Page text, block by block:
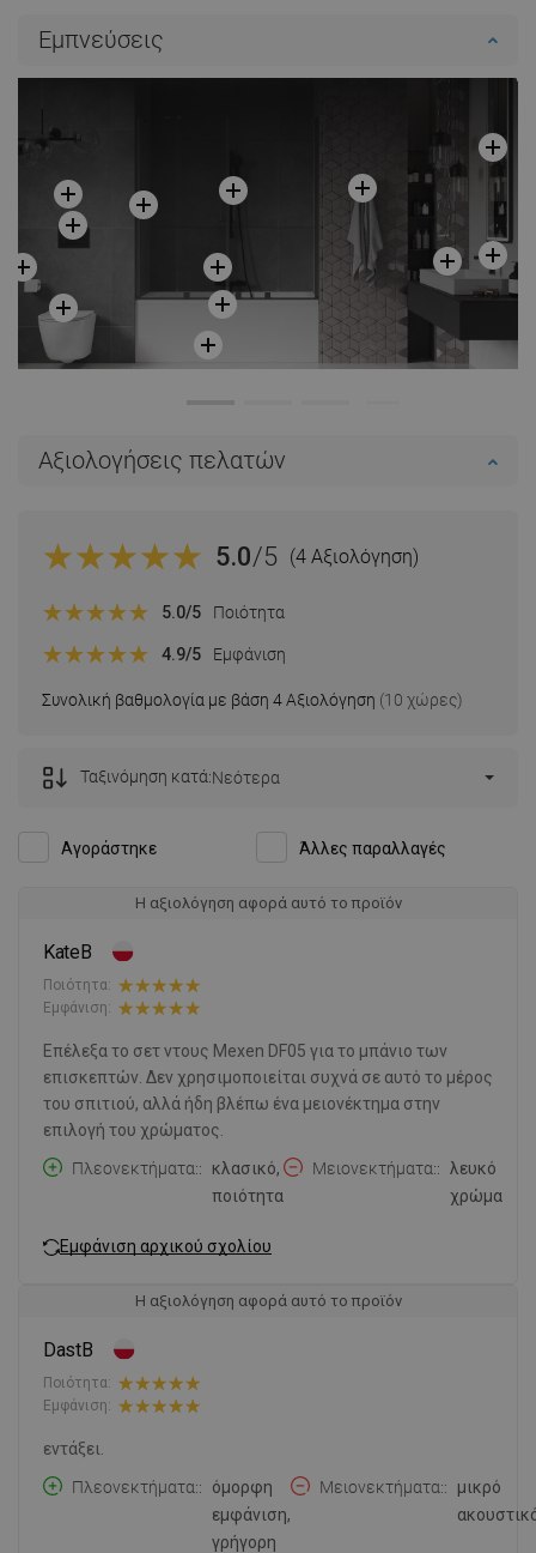
Εμπνεύσεις
Αξιολογήσεις πελατών
5.0/5 (4 Αξιολόγηση)
Συνολική βαθμολογία με βάση 4 Αξιολόγηση (10 χώρες)
5.0/5 Ποιότητα
4.9/5 Εμφάνιση
Αγοράστηκε Άλλες παραλλαγές
Ταξινόμηση κατά:Νεότερα
Η αξιολόγηση αφορά αυτό το προϊόν
KateB
Ποιότητα:
Εμφάνιση:
Επέλεξα το σετ ντους Mexen DF05 για το μπάνιο των
επισκεπτών. Δεν χρησιμοποιείται συχνά σε αυτό το μέρος
του σπιτιού, αλλά ήδη βλέπω ένα μειονέκτημα στην
επιλογή του χρώματος.
Πλεονεκτήματα:
κλασικό,
ποιότητα
Μειονεκτήματα:
λευκό
χρώμα
Εμφάνιση αρχικού σχολίου
Η αξιολόγηση αφορά αυτό το προϊόν
DastB
Ποιότητα:
Εμφάνιση:
εντάξει.
Πλεονεκτήματα:
όμορφη
εμφάνιση,
γρήγορη
Μειονεκτήματα:
μικρό